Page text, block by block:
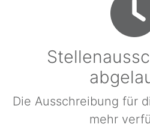
Die Ausschreibung für
mehr